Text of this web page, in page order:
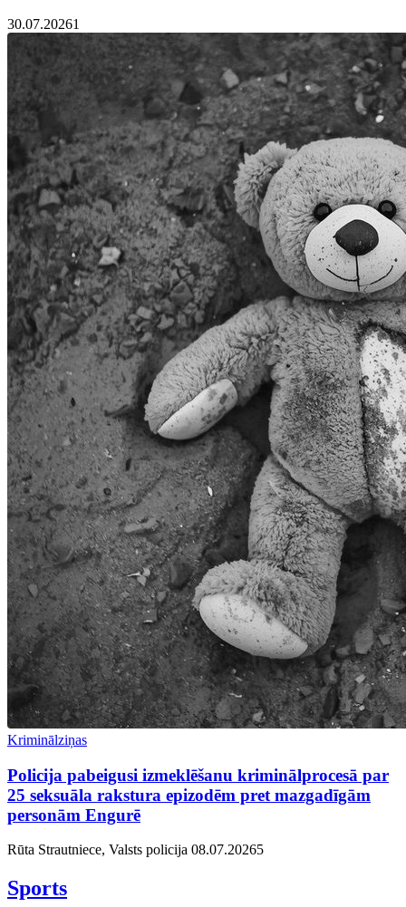
30.07.20261
Kriminālziņas
Policija pabeigusi izmeklēšanu kriminālprocesā par
25 seksuāla rakstura epizodēm pret mazgadīgām
personām Engurē
Rūta Strautniece, Valsts policija 08.07.20265
Sports